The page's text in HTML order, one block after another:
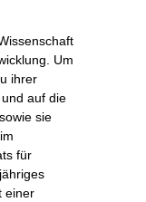
Um
ihrer
auf die
sie
für
einer